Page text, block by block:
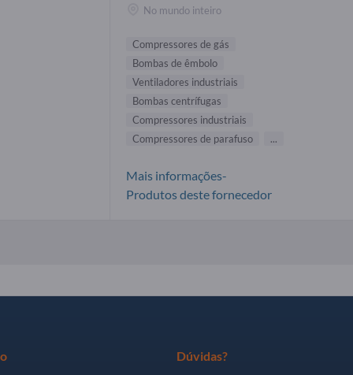
No mundo inteiro
Compressores de gás
Bombas de êmbolo
Ventiladores industriais
Bombas centrífugas
Compressores industriais
Compressores de parafuso
...
Mais informações-
Produtos deste fornecedor
Dúvidas?